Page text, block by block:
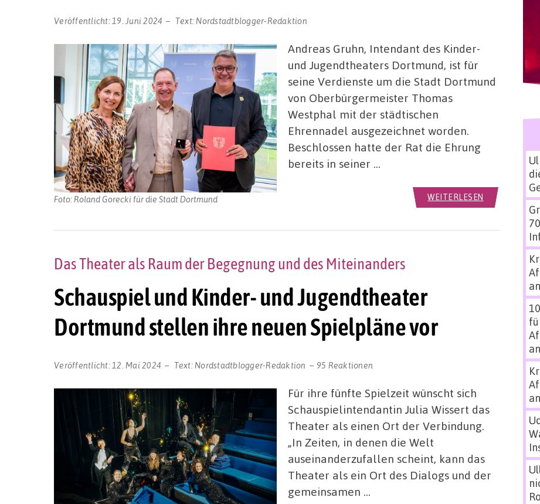
Veröffentlicht: 19. Juni 2024 Text: Nordstadtblogger-Redaktion
Foto: Roland Gorecki für die Stadt Dortmund
Andreas Gruhn, Intendant des Kinder-
und Jugendtheaters Dortmund, ist für
seine Verdienste um die Stadt Dortmund
von Oberbürgermeister Thomas
Westphal mit der städtischen
Ehrennadel ausgezeichnet worden.
Beschlossen hatte der Rat die Ehrung
bereits in seiner …
WEITERLESEN
Schauspiel und Kinder- und Jugendtheater
Dortmund stellen ihre neuen Spielpläne vor
Das Theater als Raum der Begegnung und des Miteinanders
Veröffentlicht: 12. Mai 2024 Text: Nordstadtblogger-Redaktion 95 Reaktionen
Für ihre fünfte Spielzeit wünscht sich
Schauspielintendantin Julia Wissert das
Theater als einen Ort der Verbindung.
„In Zeiten, in denen die Welt
auseinanderzufallen scheint, kann das
Theater als ein Ort des Dialogs und der
gemeinsamen …